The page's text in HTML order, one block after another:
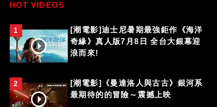
HOT VIDEOS
1
[潮電影]迪士尼暑期最強鉅作《海洋
奇緣》真人版7月8日 全台大銀幕迎
浪而來!
2
[潮電影]《曼達洛人與古古》銀河系
最期待的的冒險～震撼上映